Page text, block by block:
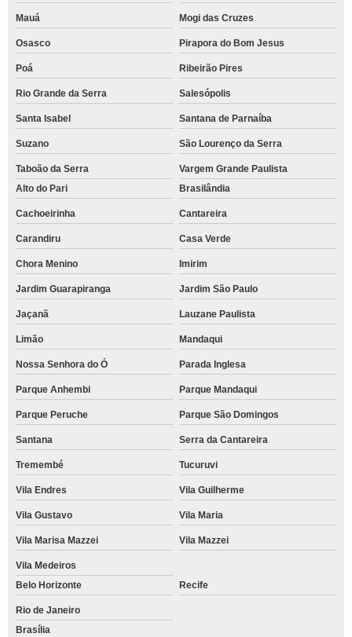
Mauá Mogi das Cruzes
Osasco Pirapora do Bom Jesus
Poá Ribeirão Pires
Rio Grande da Serra Salesópolis
Santa Isabel Santana de Parnaíba
Suzano São Lourenço da Serra
Taboão da Serra
Vargem Grande Paulista
Alto do Pari
Brasilândia
Cachoeirinha Cantareira
Carandiru Casa Verde
Chora Menino Imirim
Jardim Guarapiranga Jardim São Paulo
Jaçanã Lauzane Paulista
Limão Mandaqui
Nossa Senhora do Ó Parada Inglesa
Parque Anhembi Parque Mandaqui
Parque Peruche Parque São Domingos
Santana Serra da Cantareira
Tremembé Tucuruvi
Vila Endres Vila Guilherme
Vila Gustavo Vila Maria
Vila Marisa Mazzei Vila Mazzei
Vila Medeiros
Belo Horizonte
Recife
Rio de Janeiro
Brasília